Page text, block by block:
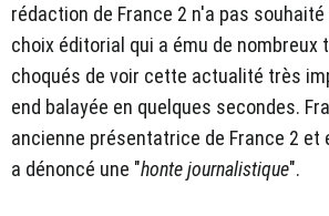
rédaction de France 2 n'a pas
choix éditorial qui a ému de nombreux
choqués de voir cette actualité très
end balayée en quelques secondes.
ancienne présentatrice de France 2 et
a dénoncé une "honte journalistique".